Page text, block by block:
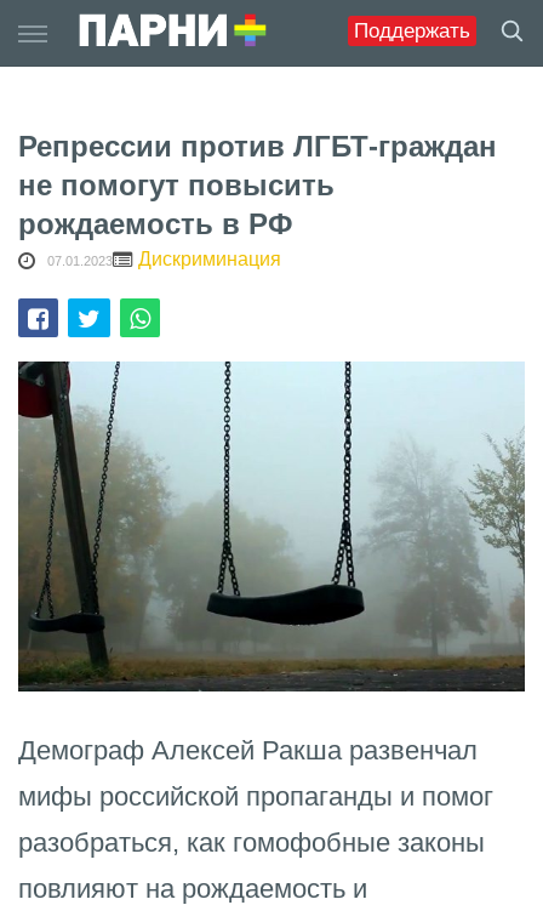
Поддержать
to
content
Репрессии против ЛГБТ-граждан
не помогут повысить
рождаемость в РФ
07.01.2023 Дискриминация
Демограф Алексей Ракша развенчал
мифы российской пропаганды и помог
разобраться, как гомофобные законы
повлияют на рождаемость и